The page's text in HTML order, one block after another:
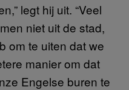
legt hij uit. “Veel
niet uit de stad,
om te uiten dat we
manier om dat
Engelse buren te